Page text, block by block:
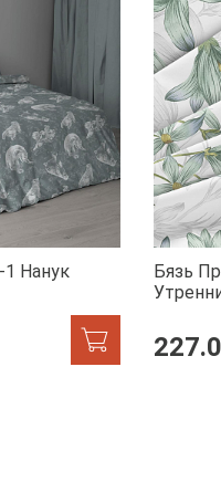
1 Нанук
Бязь